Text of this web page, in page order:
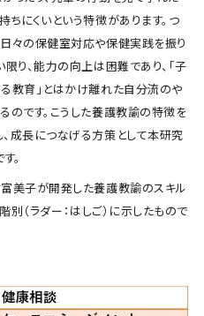
ちにくいという特徴があります。つ
々の保健室対応や保健実践を振り
り、能力の向上は困難であり、「子
教育」とはかけ離れた自分流のや
のです。こうした養護教諭の特徴を
成長につなげる方策として本研究
。
美子が開発した養護教諭のスキル
別（ラダー：はしご）に示したもので